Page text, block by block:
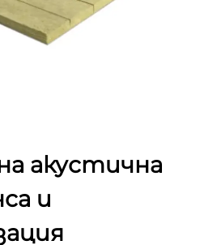
акустична
и